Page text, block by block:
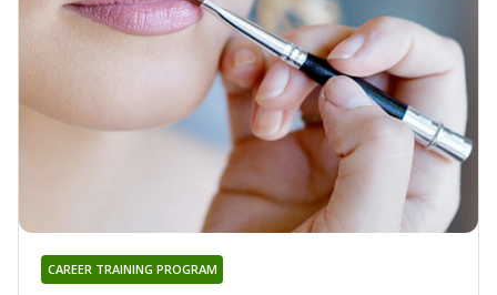
CAREER TRAINING PROGRAM